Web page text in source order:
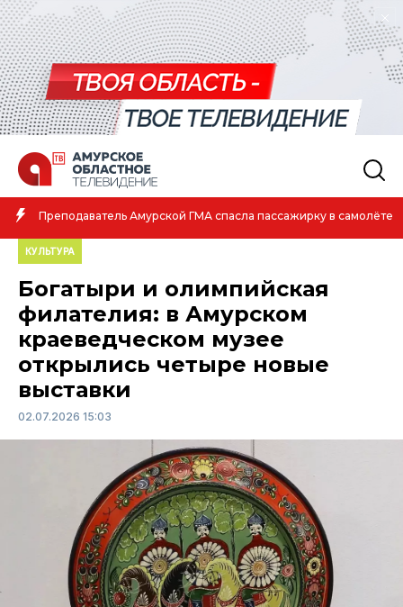
Преподаватель Амурской ГМА спасла пассажирку в самолёте
КУЛЬТУРА
Богатыри и олимпийская
филателия: в Амурском
краеведческом музее
открылись четыре новые
выставки
02.07.2026 15:03